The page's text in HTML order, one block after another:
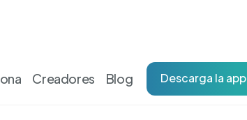
Creadores Blog Descarga la app